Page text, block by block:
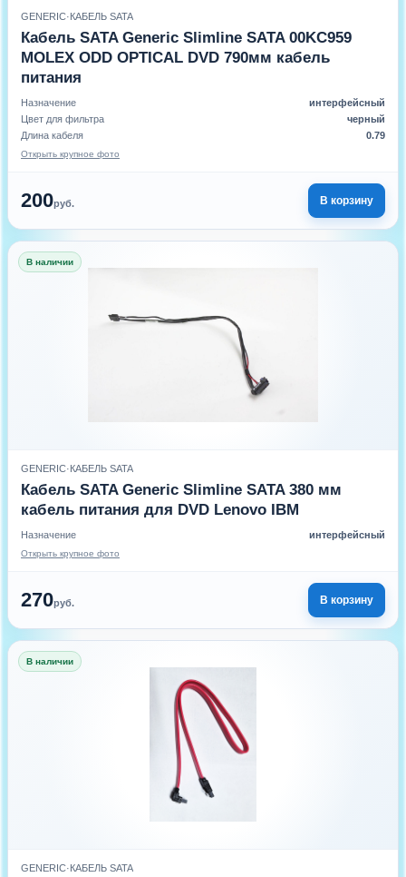
GENERIC·КАБЕЛЬ SATA
Кабель SATA Generic Slimline SATA 00KC959
MOLEX ODD OPTICAL DVD 790мм кабель
питания
Назначение
интерфейсный
Цвет для фильтра
черный
Длина кабеля
0.79
Открыть крупное фото
200руб. В корзину
В наличии
GENERIC·КАБЕЛЬ SATA
Кабель SATA Generic Slimline SATA 380 мм
кабель питания для DVD Lenovo IBM
Назначение интерфейсный
Открыть крупное фото
270руб. В корзину
В наличии
GENERIC·КАБЕЛЬ SATA